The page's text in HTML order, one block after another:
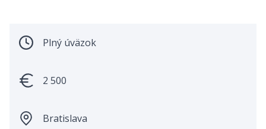
Plný úväzok
2 500
Bratislava